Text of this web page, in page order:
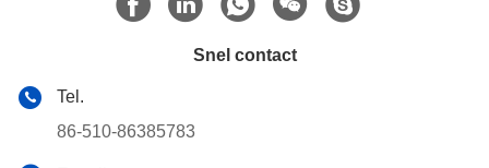
Snel contact
Tel.
86-510-86385783